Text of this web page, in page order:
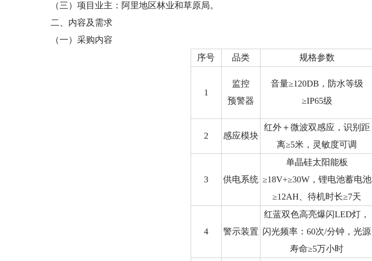
（三）项目业主：阿里地区林业和草原局。
二、内容及需求
（一）采购内容
序号
品类 规格参数
1
监控
预警器
音量≥120DB，防水等级
≥IP65级
2 感应模块
红外＋微波双感应，识别距
离≥5米，灵敏度可调
3 供电系统
单晶硅太阳能板
≥18V+≥30W，锂电池蓄电池
≥12AH、待机时长≥7天
4 警示装置
红蓝双色高亮爆闪LED灯，
闪光频率：60次/分钟，光源
寿命≥5万小时